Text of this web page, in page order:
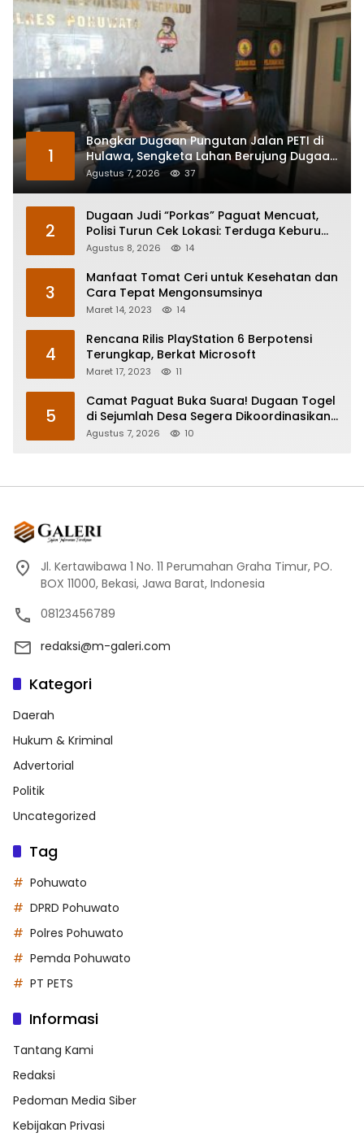
1
Bongkar Dugaan Pungutan Jalan PETI di
Hulawa, Sengketa Lahan Berujung Dugaan
Pengeroyokan
Agustus 7, 2026 37
2
Dugaan Judi “Porkas” Paguat Mencuat,
Polisi Turun Cek Lokasi: Terduga Keburu
Menghilang
Agustus 8, 2026 14
3
Manfaat Tomat Ceri untuk Kesehatan dan
Cara Tepat Mengonsumsinya
Maret 14, 2023 14
4
Rencana Rilis PlayStation 6 Berpotensi
Terungkap, Berkat Microsoft
Maret 17, 2023 11
5
Camat Paguat Buka Suara! Dugaan Togel
di Sejumlah Desa Segera Dikoordinasikan
ke Polisi
Agustus 7, 2026 10
Jl. Kertawibawa 1 No. 11 Perumahan Graha Timur, PO.
BOX 11000, Bekasi, Jawa Barat, Indonesia
08123456789
redaksi@m-galeri.com
Kategori
Daerah
Hukum & Kriminal
Advertorial
Politik
Uncategorized
Tag
Pohuwato
DPRD Pohuwato
Polres Pohuwato
Pemda Pohuwato
PT PETS
Informasi
Tantang Kami
Redaksi
Pedoman Media Siber
Kebijakan Privasi